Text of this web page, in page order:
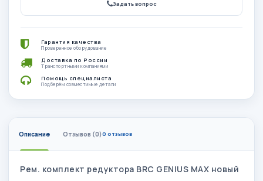
Задать вопрос
Гарантия качества
Проверенное оборудование
Доставка по России
Транспортными компаниями
Помощь специалиста
Подберём совместимые детали
Описание Отзывов (0)0 отзывов
Рем. комплект редуктора BRC GENIUS MAX новый